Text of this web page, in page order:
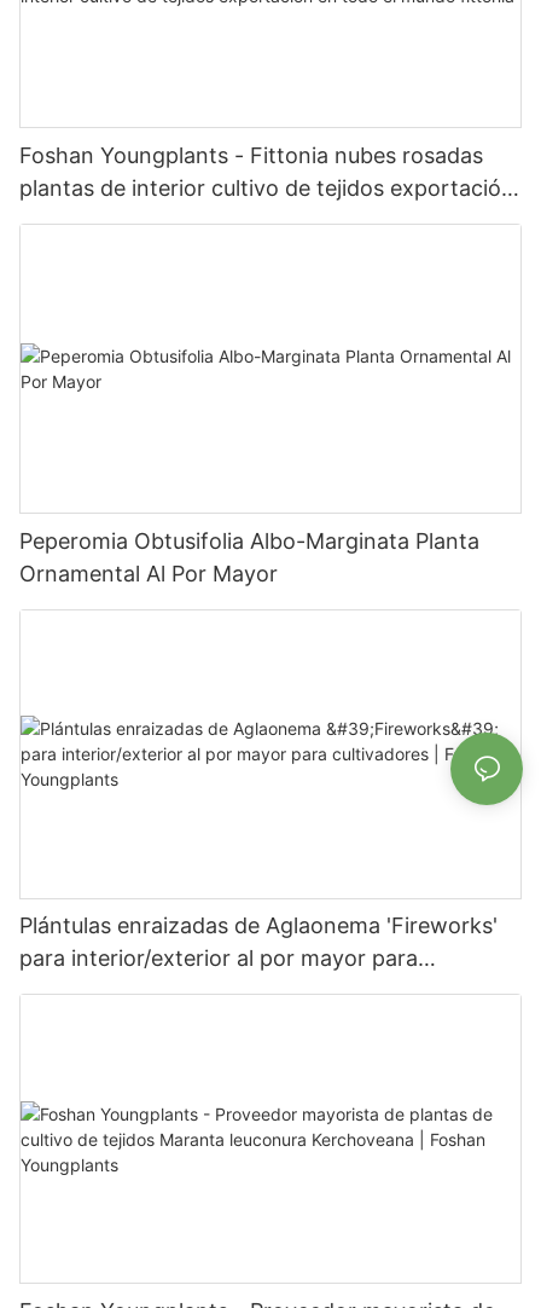
Foshan Youngplants - Fittonia nubes rosadas
plantas de interior cultivo de tejidos exportación
en todo el mundo fittonia
Peperomia Obtusifolia Albo-Marginata Planta
Ornamental Al Por Mayor
Plántulas enraizadas de Aglaonema 'Fireworks'
para interior/exterior al por mayor para
cultivadores | Foshan Youngplants